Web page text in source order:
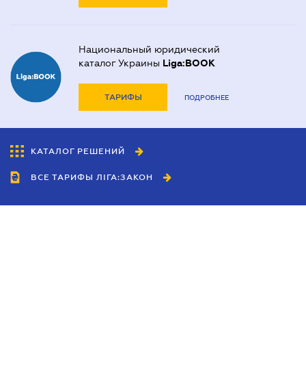
Национальный юридический
каталог Украины Liga:BOOK
ТАРИФЫ ПОДРОБНЕЕ
КАТАЛОГ РЕШЕНИЙ
ВСЕ ТАРИФЫ ЛІГА:ЗАКОН